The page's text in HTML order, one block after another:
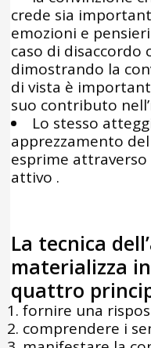
crede sia
emozioni e
caso di disaccordo
dimostrando la
di vista è
suo contributo
Lo stesso
apprezzamento
esprime
attivo .
La tecnica
materializza
quattro
fornire una
comprendere i